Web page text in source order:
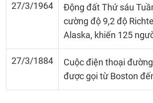
27/3/1964
Động đất Thứ sáu
cường độ 9,2 độ
Alaska, khiến 125
27/3/1884
Cuộc điện thoại
được gọi từ Boston